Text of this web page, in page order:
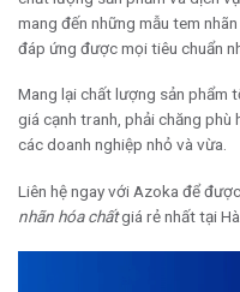
mang đến những mẫu tem
đáp ứng được mọi tiêu chuẩn
Mang lại chất lượng sản phẩm
giá cạnh tranh, phải chăng
các doanh nghiệp nhỏ và vừa.
Liên hệ ngay với Azoka để
nhãn hóa chấtgiá rẻ nhất tại Hà